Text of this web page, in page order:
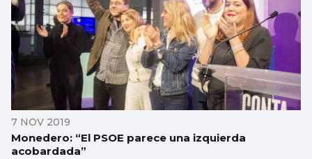
7 NOV 2019
Monedero: “El PSOE parece una izquierda
acobardada”